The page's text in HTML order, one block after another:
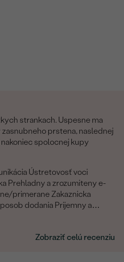
strankach. Uspesne ma
prstena, naslednej
spolocnej kupy
Ústretovosť voci
Prehladny a zrozumiteny e-
primerane Zakaznicka
Prijemny a
Zobraziť celú recenziu